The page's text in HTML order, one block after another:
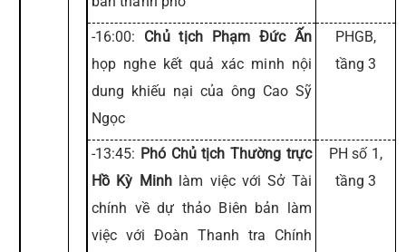
-16:00: Chủ tịch Phạm Đức Ấn
họp nghe kết quả xác minh nội
dung khiếu nại của ông Cao Sỹ
Ngọc
PHGB,
tầng 3
-13:45: Phó Chủ tịch Thường trực
Hồ Kỳ Minhlàm việc với Sở Tài
chính về dự thảo Biên bản làm
việc với Đoàn Thanh tra Chính
PH số 1,
tầng 3